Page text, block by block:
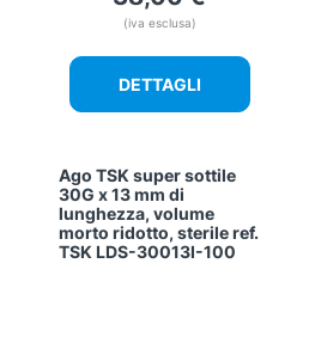
(iva esclusa)
DETTAGLI
Ago TSK super sottile
30G x 13 mm di
lunghezza, volume
morto ridotto, sterile ref.
TSK LDS-30013I-100